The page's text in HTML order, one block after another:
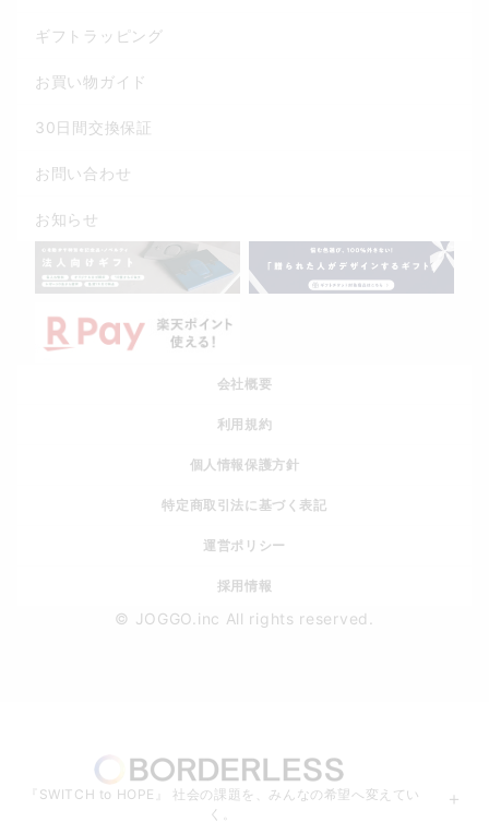
ギフトラッピング
お買い物ガイド
30日間交換保証
お問い合わせ
お知らせ
会社概要
利用規約
個人情報保護方針
特定商取引法に基づく表記
運営ポリシー
採用情報
© JOGGO.inc All rights reserved.
『SWITCH to HOPE』 社会の課題を、みんなの希望へ変えてい
く。
＋